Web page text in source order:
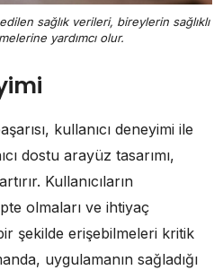
sağlık verileri, bireylerin sağlıklı
yardımcı olur.
kullanıcı deneyimi ile
dostu arayüz tasarımı,
Kullanıcıların
olmaları ve ihtiyaç
şekilde erişebilmeleri kritik
uygulamanın sağladığı